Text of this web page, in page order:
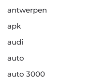
antwerpen
apk
audi
auto
auto 3000